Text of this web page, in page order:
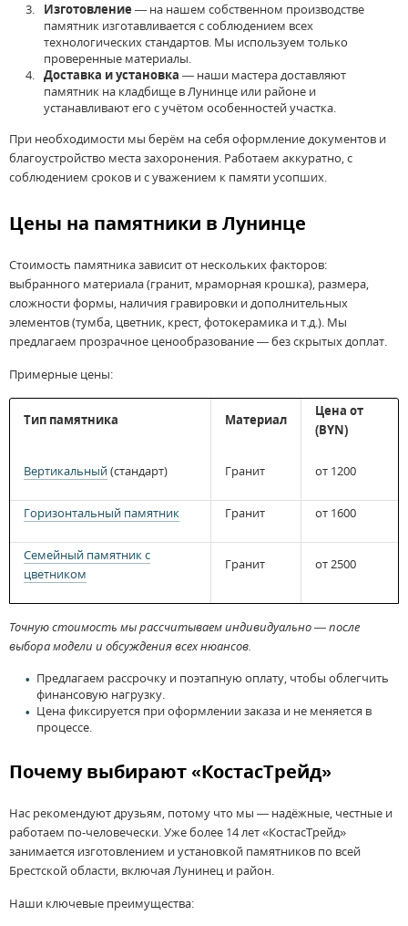
Изготовление— на нашем собственном производстве
памятник изготавливается с соблюдением всех
технологических стандартов. Мы используем только
проверенные материалы.
Доставка и установка — наши мастера доставляют
памятник на кладбище в Лунинце или районе и
устанавливают его с учётом особенностей участка.
При необходимости мы берём на себя оформление документов и
благоустройство места захоронения. Работаем аккуратно, с
соблюдением сроков и с уважением к памяти усопших.
Цены на памятники в Лунинце
Стоимость памятника зависит от нескольких факторов:
выбранного материала (гранит, мраморная крошка), размера,
сложности формы, наличия гравировки и дополнительных
элементов (тумба, цветник, крест, фотокерамика и т.д.). Мы
предлагаем прозрачное ценообразование — без скрытых доплат.
Примерные цены:
Тип памятника Материал
Цена от
(BYN)
Вертикальный(стандарт) Гранит от 1200
Горизонтальный памятник Гранит от 1600
Семейный памятник с
цветником
Гранит от 2500
Точную стоимость мы рассчитываем индивидуально — после
выбора модели и обсуждения всех нюансов.
Предлагаем рассрочку и поэтапную оплату, чтобы облегчить
финансовую нагрузку.
Цена фиксируется при оформлении заказа и не меняется в
процессе.
Почему выбирают «КостасТрейд»
Нас рекомендуют друзьям, потому что мы — надёжные, честные и
работаем по-человечески. Уже более 14 лет «КостасТрейд»
занимается изготовлением и установкой памятников по всей
Брестской области, включая Лунинец и район.
Наши ключевые преимущества: